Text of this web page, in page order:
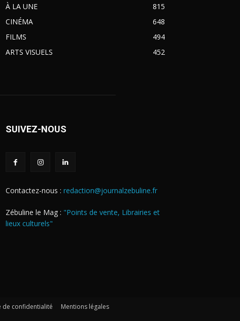
À LA UNE
815
CINÉMA
648
FILMS
494
ARTS VISUELS
452
SUIVEZ-NOUS
Contactez-nous : redaction@journalzebuline.fr
Zébuline le Mag : "Points de vente, Librairies et
lieux culturels"
de confidentialité Mentions légales